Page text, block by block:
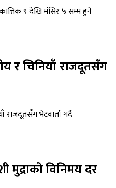
र चिनियाँ राजदूतसँग
विनिमय दर